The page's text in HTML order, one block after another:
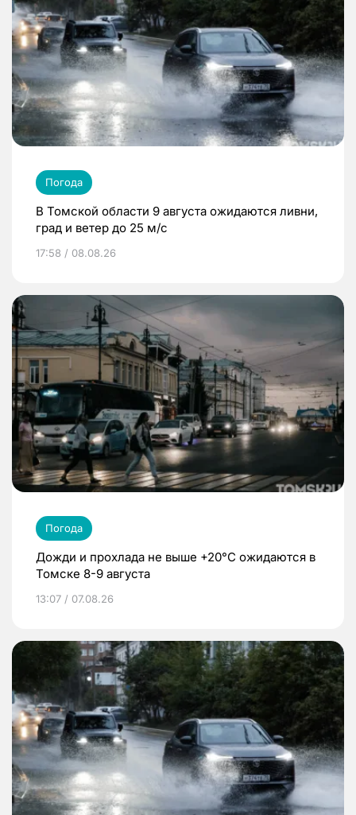
Погода
В Томской области 9 августа ожидаются ливни,
град и ветер до 25 м/с
17:58 / 08.08.26
Погода
Дожди и прохлада не выше +20°C ожидаются в
Томске 8-9 августа
13:07 / 07.08.26